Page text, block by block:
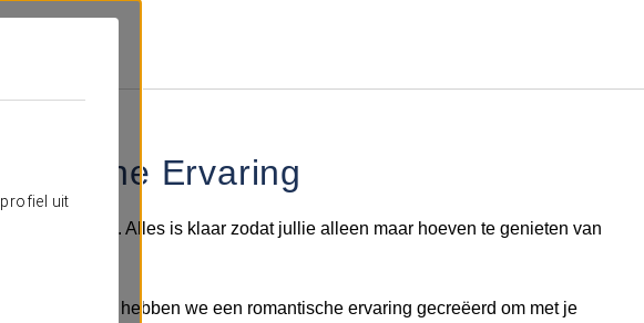
uit
Ervaring
te verrassen. Alles is klaar zodat jullie alleen maar hoeven te genieten van
Mesón del Cid hebben we een romantische ervaring gecreëerd om met je